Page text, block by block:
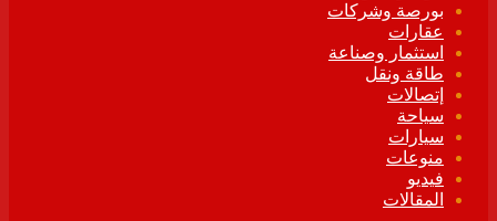
بورصة وشركات
عقارات
استثمار وصناعة
طاقة ونقل
إتصالات
سياحة
سيارات
منوعات
فيديو
المقالات